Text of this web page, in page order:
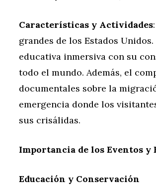
Características y Actividades
grandes de los Estados
educativa inmersiva con su
todo el mundo. Además, el
documentales sobre la
emergencia donde los
sus crisálidas.
Importancia de los Eventos y
Educación y Conservación